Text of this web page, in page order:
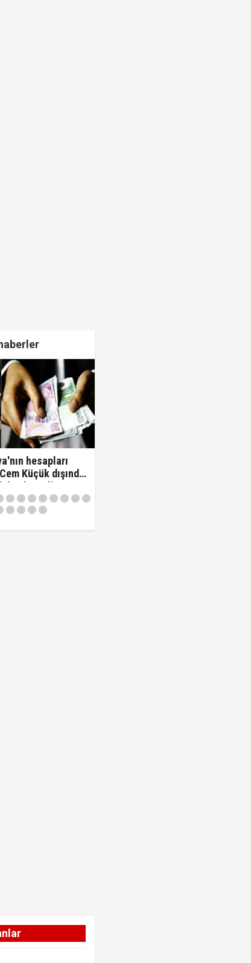
dışında…
kaldırılmasını istedi!
para göndermiş!
hesapları
Küçük dışında
düzenli para